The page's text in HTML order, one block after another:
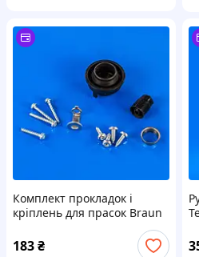
Комплект прокладок і
кріплень для прасок Braun
183₴